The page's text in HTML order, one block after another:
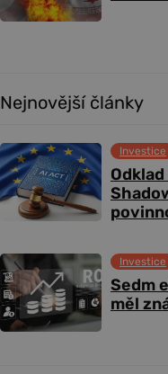
Nejnovější články
Investice
Sedm
měl
Investice